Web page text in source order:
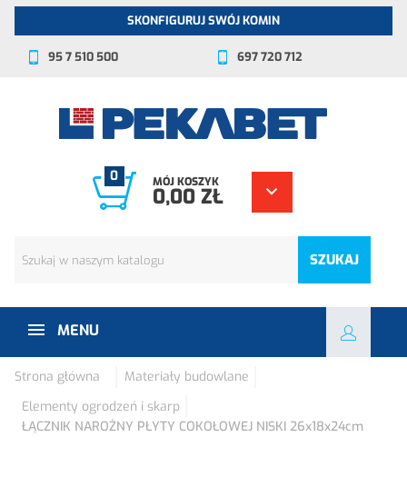
SKONFIGURUJ SWÓJ KOMIN
95 7 510 500 697 720 712
SZUKAJ
0 MÓJ KOSZYK
0,00 ZŁ
MENU
Strona główna
Materiały budowlane
Elementy ogrodzeń i skarp
ŁĄCZNIK NAROŻNY PŁYTY COKOŁOWEJ NISKI 26x18x24cm